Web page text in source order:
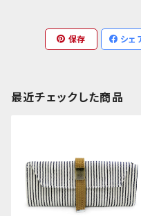
保存 シェ
最近チェックした商品